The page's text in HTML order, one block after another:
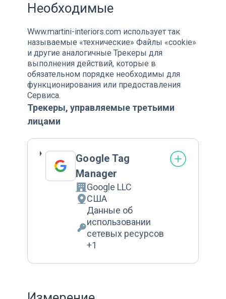
Необходимые
Www.martini-interiors.com использует так
называемые «технические» Файлы «cookie»
и другие аналогичные Трекеры для
выполнения действий, которые в
обязательном порядке необходимы для
функционирования или предоставления
Сервиса.
Трекеры, управляемые третьими
лицами
Google Tag
Manager
Компания:
Google LLC
Место обработки:
США
Обрабатываемые персональные
Данные об
использовании
сетевых ресурсов
+1